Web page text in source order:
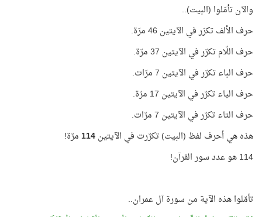
والآن تأمّلوا (البيت)..
حرف الألف تكرّر في الآيتين 46 مرّة.
حرف اللّام تكرّر في الآيتين 37 مرّة.
حرف الباء تكرّر في الآيتين 7 مرّات.
حرف الياء تكرّر في الآيتين 17 مرّة.
حرف التاء تكرّر في الآيتين 7 مرّات.
هذه هي أحرف لفظ (البيت) تكرّرت في الآيتين114مرّة!
114 هو عدد سور القرآن!
تأمّلوا هذه الآية من سورة آل عمران..